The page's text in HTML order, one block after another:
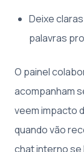
Deixe
palavras
O painel
acompanham
veem impacto
quando vão
chat interno se